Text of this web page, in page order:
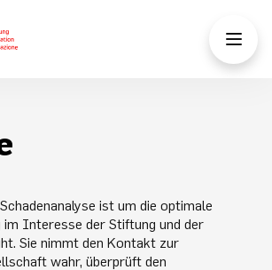
ist um die optimale
im Interesse der Stiftung und der
Sie nimmt den Kontakt zur
wahr, überprüft den